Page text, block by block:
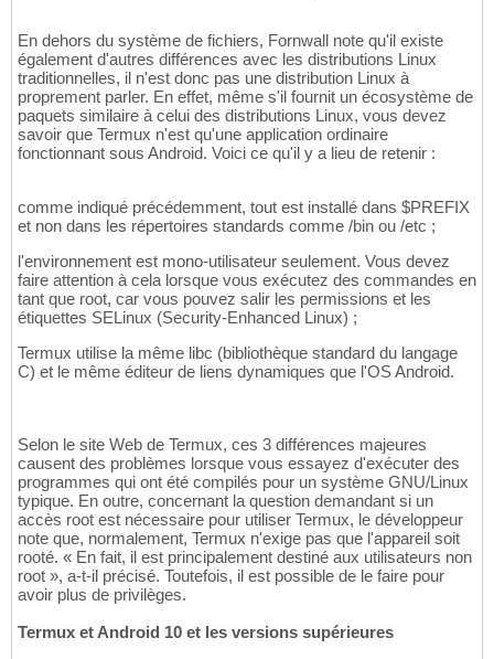
En dehors du système de fichiers, Fornwall note qu'il existe
également d'autres différences avec les distributions Linux
traditionnelles, il n'est donc pas une distribution Linux à
proprement parler. En effet, même s'il fournit un écosystème de
paquets similaire à celui des distributions Linux, vous devez
savoir que Termux n'est qu'une application ordinaire
fonctionnant sous Android. Voici ce qu'il y a lieu de retenir :
comme indiqué précédemment, tout est installé dans $PREFIX
et non dans les répertoires standards comme /bin ou /etc ;
l'environnement est mono-utilisateur seulement. Vous devez
faire attention à cela lorsque vous exécutez des commandes en
tant que root, car vous pouvez salir les permissions et les
étiquettes SELinux (Security-Enhanced Linux) ;
Termux utilise la même libc (bibliothèque standard du langage
C) et le même éditeur de liens dynamiques que l'OS Android.
Selon le site Web de Termux, ces 3 différences majeures
causent des problèmes lorsque vous essayez d'exécuter des
programmes qui ont été compilés pour un système GNU/Linux
typique. En outre, concernant la question demandant si un
accès root est nécessaire pour utiliser Termux, le développeur
note que, normalement, Termux n'exige pas que l'appareil soit
rooté. « En fait, il est principalement destiné aux utilisateurs non
root », a-t-il précisé. Toutefois, il est possible de le faire pour
avoir plus de privilèges.
Termux et Android 10 et les versions supérieures